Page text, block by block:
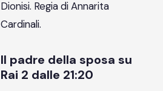
Dionisi. Regia di Annarita
Cardinali.
Il padre della sposa su
Rai 2 dalle 21:20